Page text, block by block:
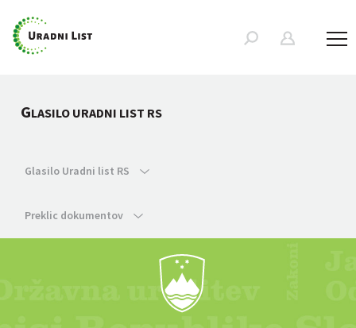
GLASILO URADNI LIST RS
Glasilo Uradni list RS
Preklic dokumentov